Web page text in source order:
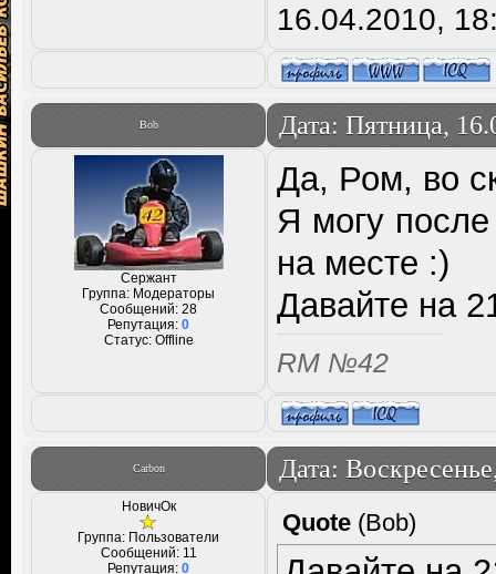
16.04.2010,
Bob Дата: Пятница,
Сержант
Группа: Модераторы
Сообщений: 28
Репутация: 0
Статус: Offline
Да, Ром, во
Я могу
на месте :)
Давайте на
RM №42
Carbon Дата:
НовичОк
Группа: Пользователи
Сообщений: 11
Репутация: 0
Quote (Bob)